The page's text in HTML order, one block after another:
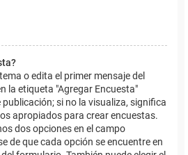
o edita el primer mensaje del
la etiqueta "Agregar Encuesta"
si no la visualiza, significa
apropiados para crear encuestas.
dos opciones en el campo
de que cada opción se encuentre en